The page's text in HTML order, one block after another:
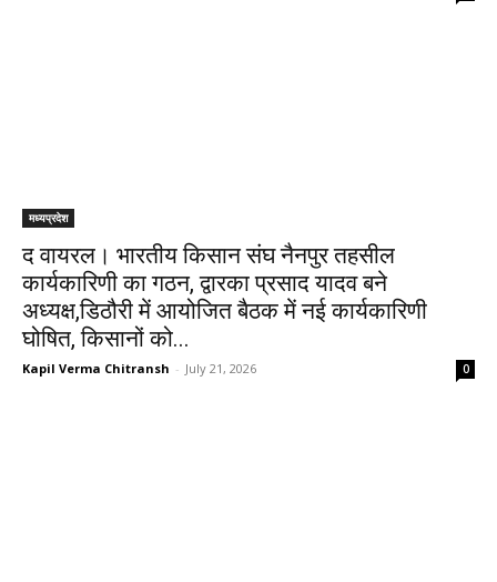
मध्यप्रदेश
द वायरल। भारतीय किसान संघ नैनपुर तहसील
कार्यकारिणी का गठन, द्वारका प्रसाद यादव बने
अध्यक्ष,डिठौरी में आयोजित बैठक में नई कार्यकारिणी
घोषित, किसानों को...
Kapil Verma Chitransh - July 21, 2026 0